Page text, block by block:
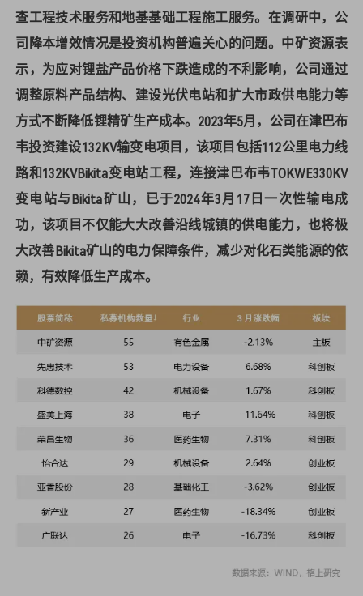
查工程技术服务和地基基础工程施工服务。在调研中，公
司降本增效情况是投资机构普遍关心的问题。中矿资源表
示，为应对锂盐产品价格下跌造成的不利影响，公司通过
调整原料产品结构、建设光伏电站和扩大市政供电能力等
方式不断降低锂精矿生产成本。2023年5月，公司在津巴布
韦投资建设132KV输变电项目，该项目包括112公里电力线
路和132KVBikita变电站工程，连接津巴布韦TOKWE330KV
变电站与Bikita矿山，已于2024年3月17日一次性输电成
功，该项目不仅能大大改善沿线城镇的供电能力，也将极
大改善Bikita矿山的电力保障条件，减少对化石类能源的依
赖，有效降低生产成本。